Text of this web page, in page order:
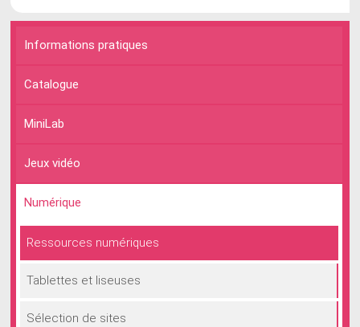
Informations pratiques
Catalogue
MiniLab
Jeux vidéo
Numérique
Ressources numériques
Tablettes et liseuses
Sélection de sites